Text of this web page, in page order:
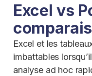
Excel vs
Excel et les
imbattables
analyse ad hoc